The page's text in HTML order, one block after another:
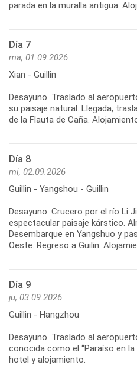
Día 7
ma, 01.09.2026
Xian - Guillin
Desayuno. Traslado al
su paisaje natural. Llegada,
Día 8
mi, 02.09.2026
Guillin - Yangshou - Guillin
Desayuno. Crucero por el río Li
espectacular paisaje kárstico.
Desembarque en Yangshuo y
Día 9
ju, 03.09.2026
Guillin - Hangzhou
Desayuno. Traslado al
conocida como el “Paraíso en